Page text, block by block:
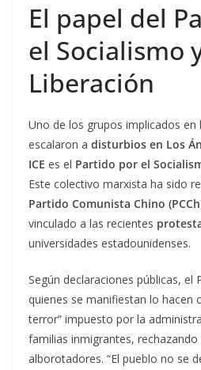
El papel del
el Socialismo
Liberación
Uno de los grupos implicados en
escalaron a disturbios en Los
ICE es el Partido por el
Este colectivo marxista ha sido
Partido Comunista Chino
vinculado a las recientes
universidades estadounidenses.
Según declaraciones públicas, el
quienes se manifiestan lo hacen
terror” impuesto por la
familias inmigrantes,
alborotadores. “El pueblo no se